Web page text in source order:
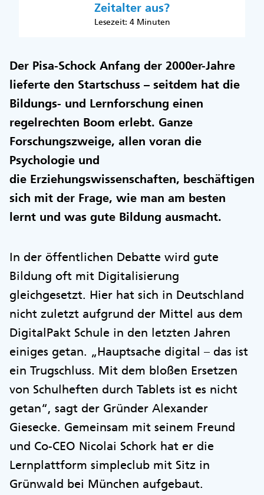
Zeitalter aus?
Lesezeit: 4 Minuten
Der Pisa-Schock Anfang der 2000er-Jahre
lieferte den Startschuss – seitdem hat die
Bildungs- und Lernforschung einen
regelrechten Boom erlebt. Ganze
Forschungszweige, allen voran die
Psychologie und
die Erziehungswissenschaften, beschäftigen
sich mit der Frage, wie man am besten
lernt und was gute Bildung ausmacht.
In der öffentlichen Debatte wird gute
Bildung oft mit Digitalisierung
gleichgesetzt. Hier hat sich in Deutschland
nicht zuletzt aufgrund der Mittel aus dem
DigitalPakt Schule in den letzten Jahren
einiges getan. „Hauptsache digital – das ist
ein Trugschluss. Mit dem bloßen Ersetzen
von Schulheften durch Tablets ist es nicht
getan“, sagt der Gründer Alexander
Giesecke. Gemeinsam mit seinem Freund
und Co-CEO Nicolai Schork hat er die
Lernplattform simpleclub mit Sitz in
Grünwald bei München aufgebaut.